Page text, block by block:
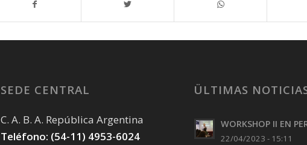
SEDE CENTRAL
C. A. B. A. República Argentina
Teléfono: (54-11) 4953-6024
ÜLTIMAS
WORKSHOP II EN
22/04/2023 - 15:11